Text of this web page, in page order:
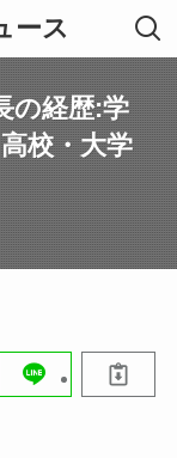
ース
の経歴:学
校・大学